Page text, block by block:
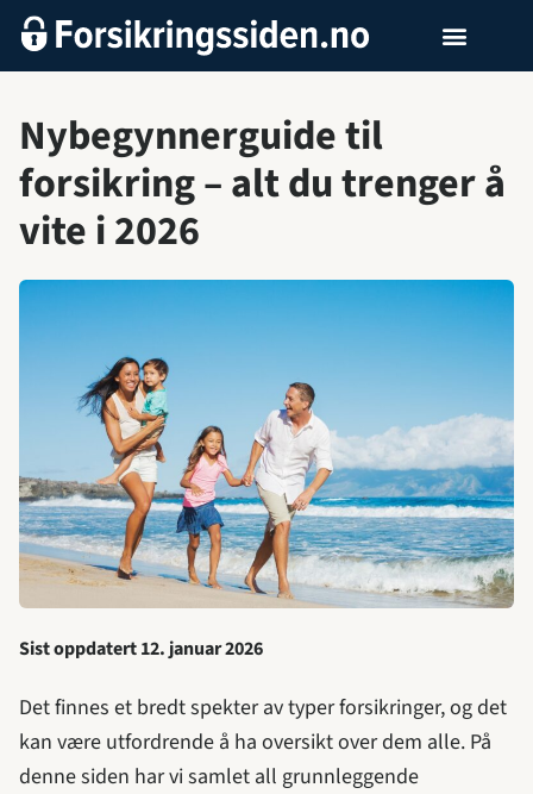
Nybegynnerguide til
forsikring – alt du trenger å
vite i 2026
Sist oppdatert12. januar 2026
Det finnes et bredt spekter av typer forsikringer, og det
kan være utfordrende å ha oversikt over dem alle. På
denne siden har vi samlet all grunnleggende